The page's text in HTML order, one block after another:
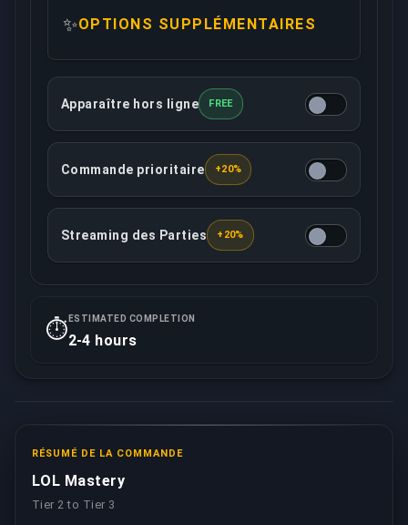
✨OPTIONS SUPPLÉMENTAIRES
Cette option rendra votre compte hors ligne dans
Apparaître hors ligne FREE
Cette option garantit que votre commande sera
Commande prioritaire +20%
Votre booster assigné enregistrera ou diffusera
Streaming des Parties +20%
⏱️ ESTIMATED COMPLETION
2-4 hours
RÉSUMÉ DE LA COMMANDE
LOL Mastery
Tier 2 to Tier 3